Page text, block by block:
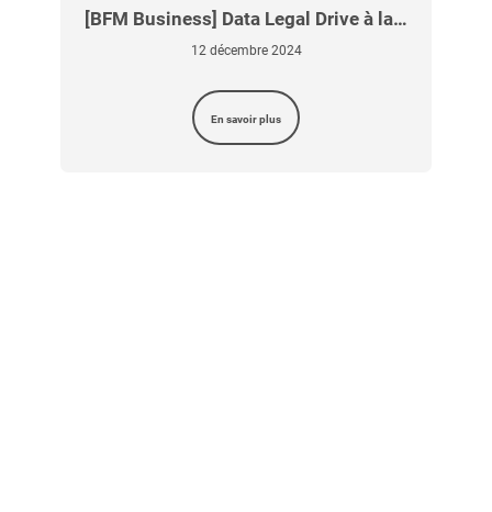
[BFM Business] Data Legal Drive à la…
12 décembre 2024
En savoir plus